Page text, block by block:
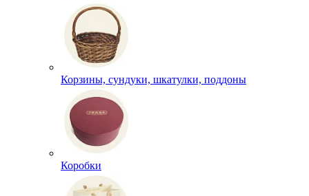
Корзины, сундуки, шкатулки, поддоны
Коробки